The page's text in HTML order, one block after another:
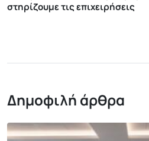
στηρίζουμε τις επιχειρήσεις
Δημοφιλή άρθρα